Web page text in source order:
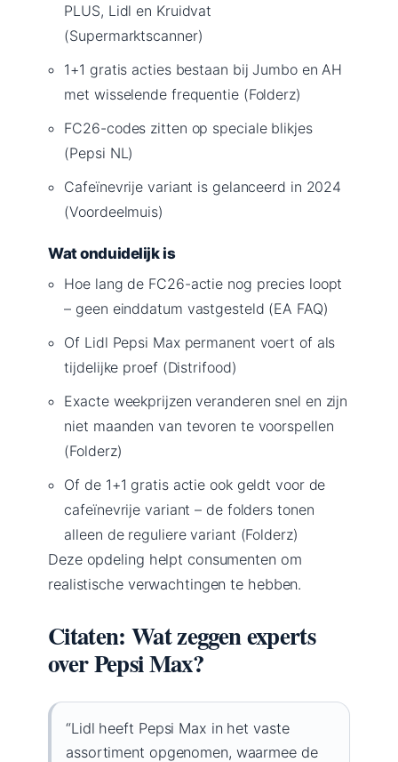
PLUS, Lidl en Kruidvat
(Supermarktscanner)
1+1 gratis acties bestaan bij Jumbo en AH
met wisselende frequentie (Folderz)
FC26-codes zitten op speciale blikjes
(Pepsi NL)
Cafeïnevrije variant is gelanceerd in 2024
(Voordeelmuis)
Wat onduidelijk is
Hoe lang de FC26-actie nog precies loopt
– geen einddatum vastgesteld (EA FAQ)
Of Lidl Pepsi Max permanent voert of als
tijdelijke proef (Distrifood)
Exacte weekprijzen veranderen snel en zijn
niet maanden van tevoren te voorspellen
(Folderz)
Of de 1+1 gratis actie ook geldt voor de
cafeïnevrije variant – de folders tonen
alleen de reguliere variant (Folderz)
Deze opdeling helpt consumenten om
realistische verwachtingen te hebben.
Citaten: Wat zeggen experts
over Pepsi Max?
“Lidl heeft Pepsi Max in het vaste
assortiment opgenomen, waarmee de